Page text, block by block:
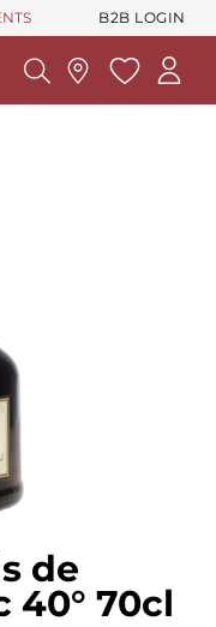
B2B LOGIN
de
40° 70cl